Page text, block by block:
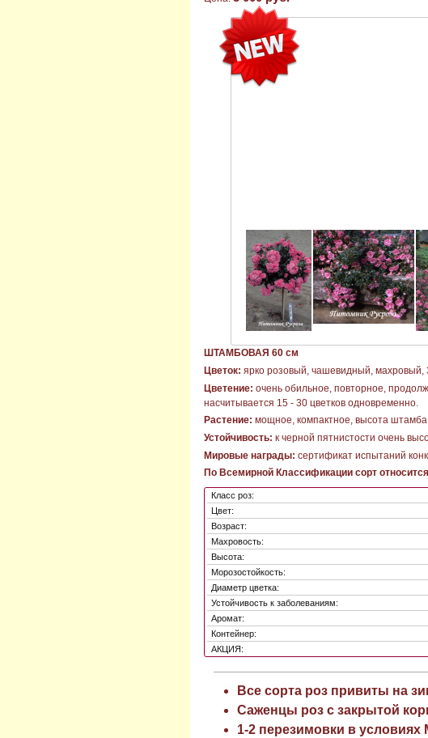
ШТАМБОВАЯ 60 см
Цветок: ярко розовый, чашевидный, махровый,
Цветение: очень обильное, повторное,
насчитывается 15 - 30 цветков одновременно.
Растение: мощное, компактное, высота
Устойчивость: к черной пятнистости очень
Мировые награды: сертификат испытаний
По Всемирной Классификации сорт
Класс роз:
Цвет:
Возраст:
Махровость:
Высота:
Морозостойкость:
Диаметр цветка:
Устойчивость к заболеваниям:
Аромат:
Контейнер:
АКЦИЯ:
Все сорта роз привиты на
Саженцы роз с закрытой
1-2 перезимовки в условиях